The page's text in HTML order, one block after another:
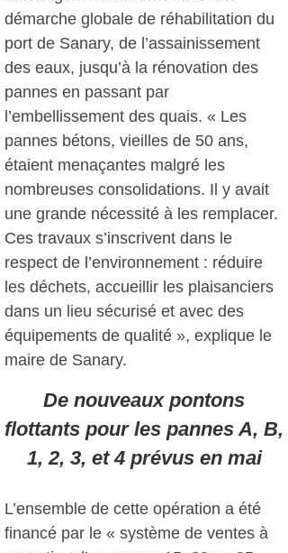
démarche globale de réhabilitation du
port de Sanary, de l’assainissement
des eaux, jusqu’à la rénovation des
pannes en passant par
l’embellissement des quais. « Les
pannes bétons, vieilles de 50 ans,
étaient menaçantes malgré les
nombreuses consolidations. Il y avait
une grande nécessité à les remplacer.
Ces travaux s’inscrivent dans le
respect de l’environnement : réduire
les déchets, accueillir les plaisanciers
dans un lieu sécurisé et avec des
équipements de qualité », explique le
maire de Sanary.
De nouveaux pontons
flottants pour les pannes A, B,
1, 2, 3, et 4 prévus en mai
L’ensemble de cette opération a été
financé par le « système de ventes à